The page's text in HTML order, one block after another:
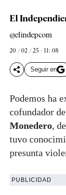
El
@elindepcom
20 / 02 / 25 - 11: 08
Seguir en
Podemos ha
cofundador
Monedero,
tuvo
presunta
PUBLICIDAD